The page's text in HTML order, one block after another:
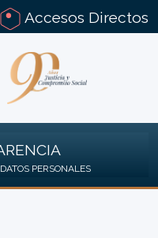
Accesos Directos
PERSONALES